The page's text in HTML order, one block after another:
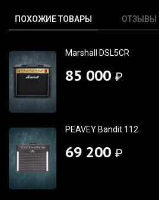
ПОХОЖИЕ ТОВАРЫ ОТЗЫВЫ
Marshall DSL5CR
85 000 ₽
PEAVEY Bandit 112
69 200 ₽